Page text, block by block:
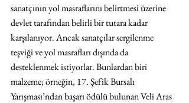
sanatçının yol masraflarını belirtmesi üzerine
devlet tarafından belirli bir tutara kadar
karşılanıyor. Ancak sanatçılar sergilenme
teşviği ve yol masrafları dışında da
desteklenmek istiyorlar. Bunlardan biri
malzeme; örneğin, 17. Şefik Bursalı
Yarışması’ndan başarı ödülü bulunan Veli Aras